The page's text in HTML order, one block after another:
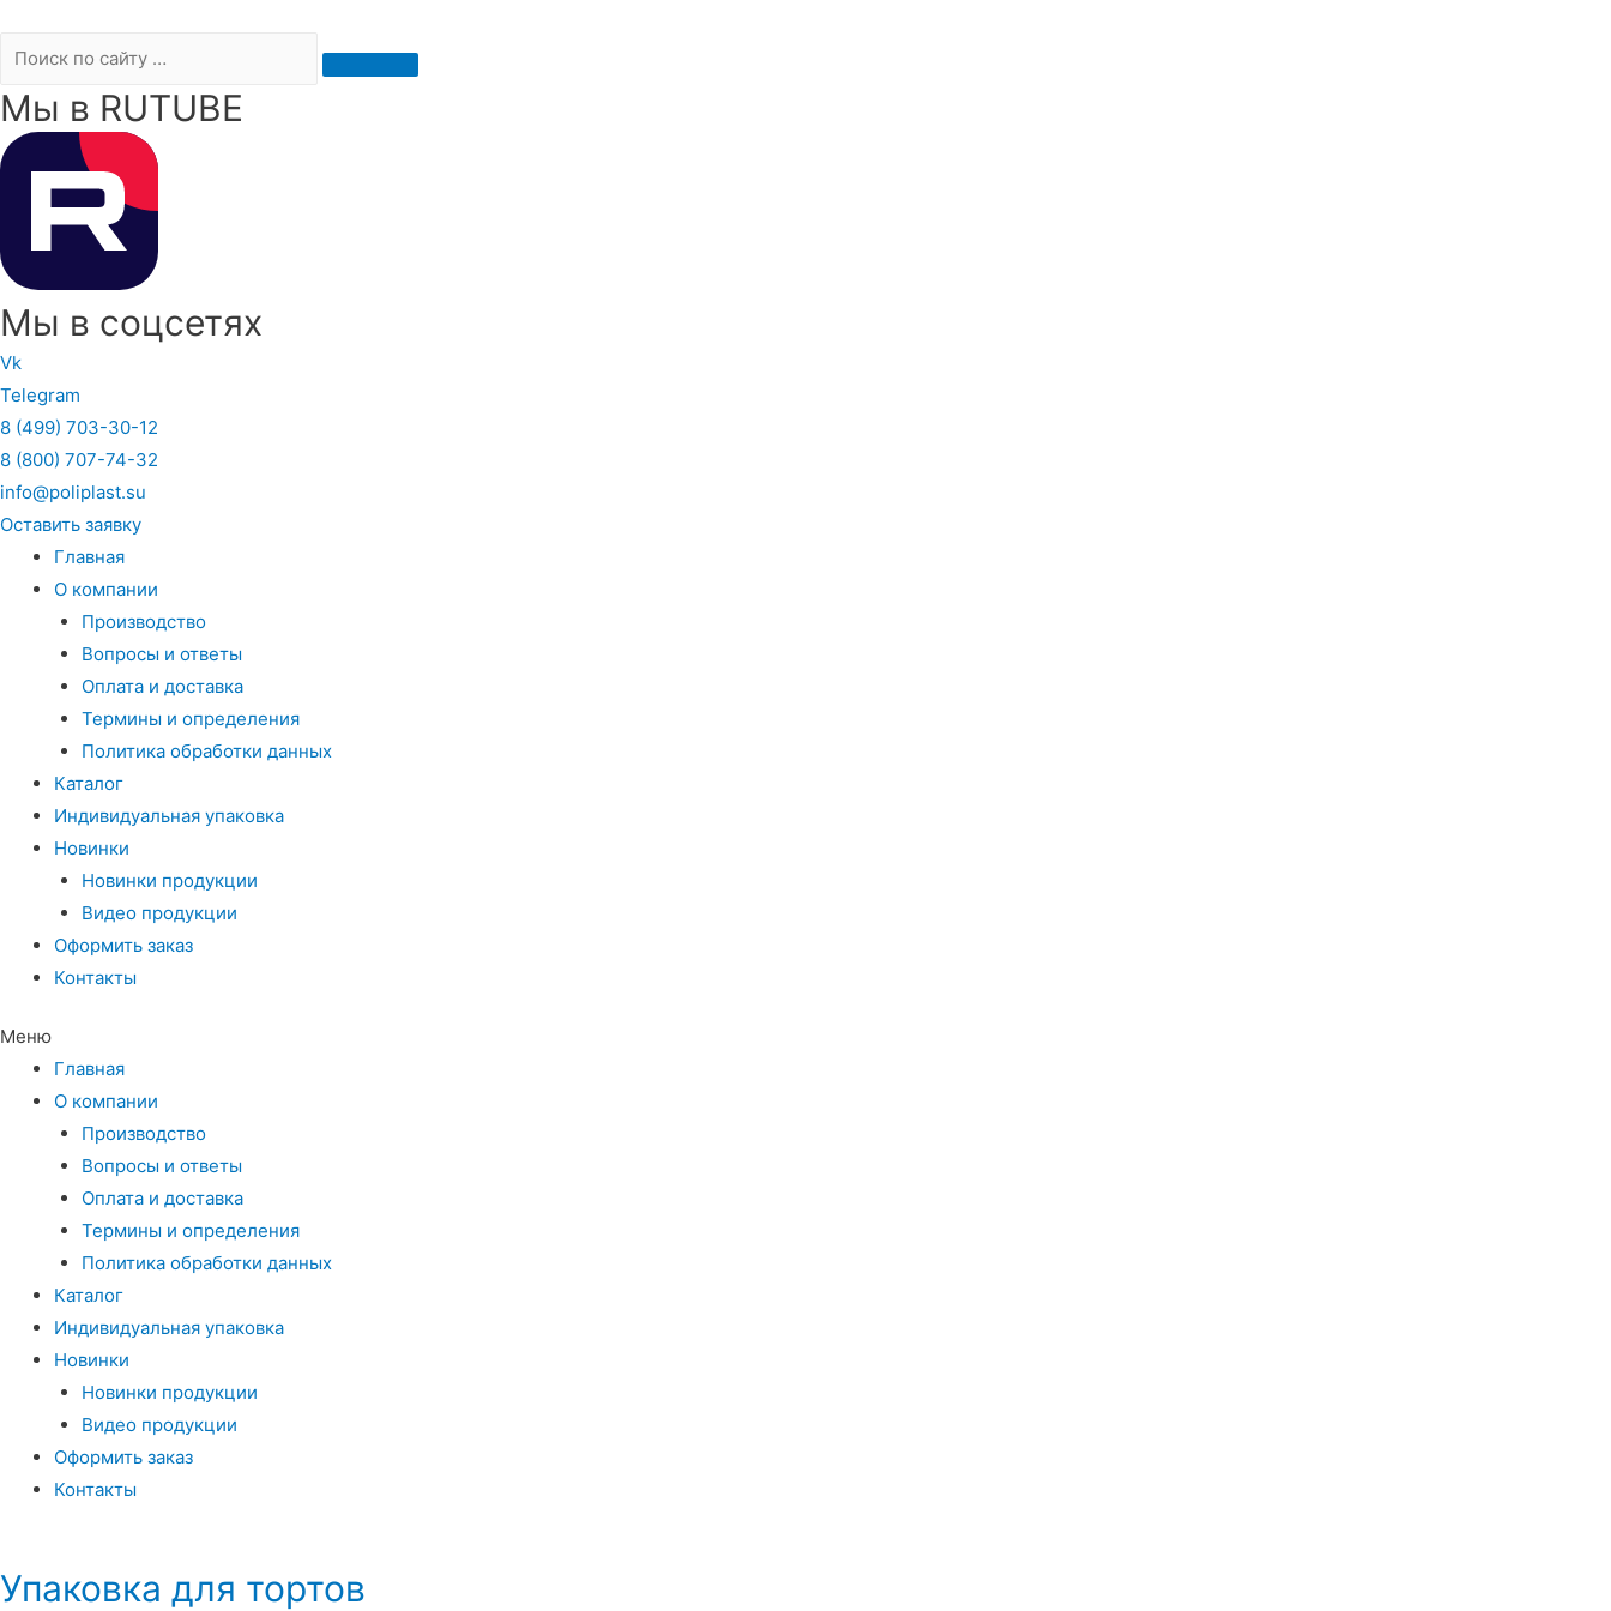
Мы в RUTUBE
Мы в соцсетях
Vk
Telegram
8 (499) 703-30-12
8 (800) 707-74-32
info@poliplast.su
Оставить заявку
Главная
О компании
Производство
Вопросы и ответы
Оплата и доставка
Термины и определения
Политика обработки данных
Каталог
Индивидуальная упаковка
Новинки
Новинки продукции
Видео продукции
Оформить заказ
Контакты
Меню
Главная
О компании
Производство
Вопросы и ответы
Оплата и доставка
Термины и определения
Политика обработки данных
Каталог
Индивидуальная упаковка
Новинки
Новинки продукции
Видео продукции
Оформить заказ
Контакты
Упаковка для тортов